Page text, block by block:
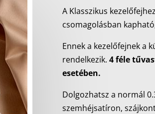
A Klasszikus
csomagolásban
Ennek a kezelőfejnek a
rendelkezik. 4 féle
esetében.
Dolgozhatsz a normál
szemhéjsatíron,